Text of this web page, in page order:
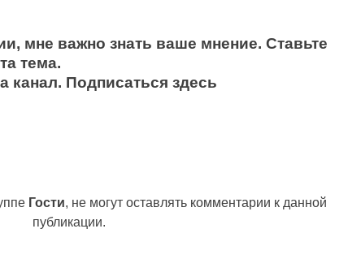
мне важно знать ваше мнение. Ставьте
тема.
канал. Подписаться здесь
Гости, не могут оставлять комментарии к данной
публикации.